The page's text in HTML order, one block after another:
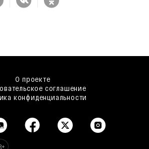
О проекте
соглашение
конфиденциальности